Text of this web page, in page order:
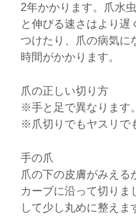
2年かかります。爪水
と伸びる速さはより遅
つけたり、爪の病気に
時間がかかります。
爪の正しい切り方
※手と足で異なります。
※爪切りでもヤスリで
手の爪
爪の下の皮膚がみえる
カーブに沿って切りま
して少し丸めに整えま